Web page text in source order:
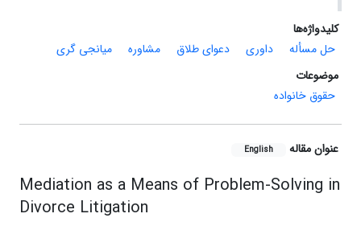
کلیدواژه‌ها
حل مسأله
داوری دعوای طلاق مشاوره
میانجی گری
موضوعات
حقوق خانواده
عنوان مقاله English
Mediation as a Means of Problem-Solving in
Divorce Litigation